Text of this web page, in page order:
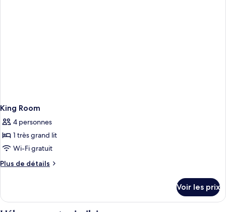
King Room
4 personnes
1 très grand lit
Wi-Fi gratuit
Plus de détails
Plus
le
type
Voir les prix